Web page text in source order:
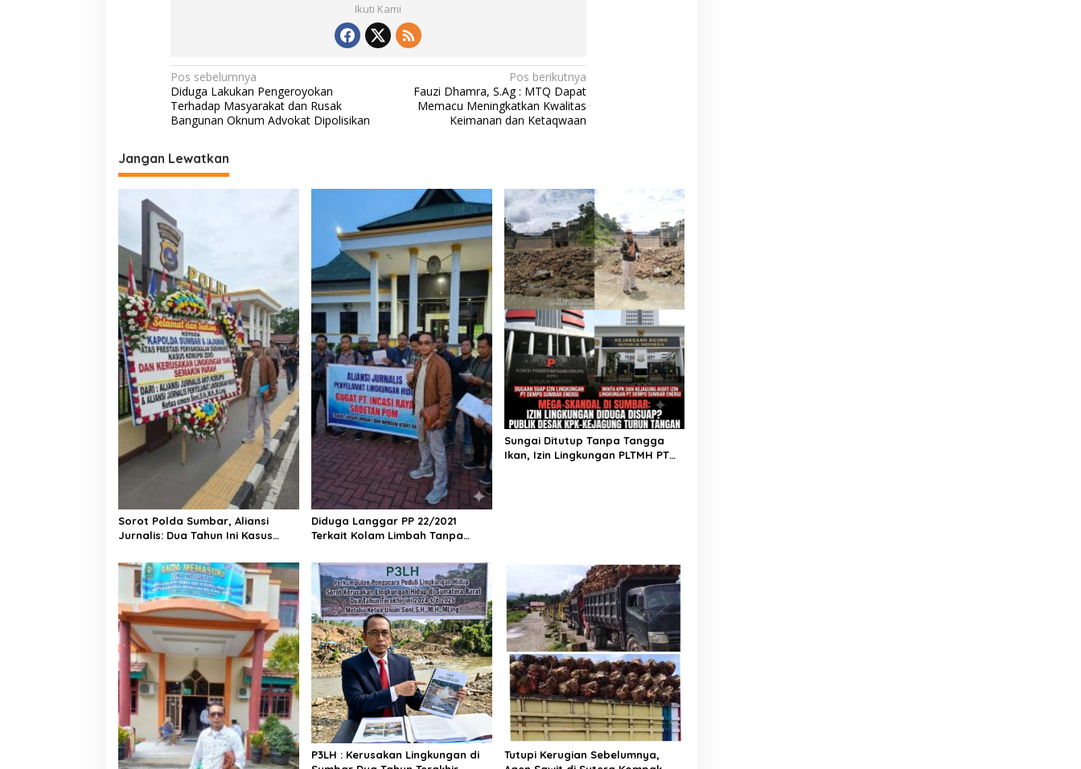
o
k
p
p
y
Li
n
k
Ikuti Kami
N
a
v
i
g
a
s
i
p
o
s
Pos sebelumnya
Diduga Lakukan Pengeroyokan
Terhadap Masyarakat dan Rusak
Bangunan Oknum Advokat Dipolisikan
Pos berikutnya
Fauzi Dhamra, S.Ag : MTQ Dapat
Memacu Meningkatkan Kwalitas
Keimanan dan Ketaqwaan
Jangan Lewatkan
Sorot Polda Sumbar, Aliansi
Jurnalis: Dua Tahun Ini Kasus
Lingkungan Tambah Parah di
Sumbar
Diduga Langgar PP 22/2021
Terkait Kolam Limbah Tanpa
Sodetan POM Digugat AJPLH ke
PN Painan
Sungai Ditutup Tanpa Tangga
Ikan, Izin Lingkungan PLTMH PT
P3LH : Kerusakan Lingkungan di
Tutupi Kerugian Sebelumnya,